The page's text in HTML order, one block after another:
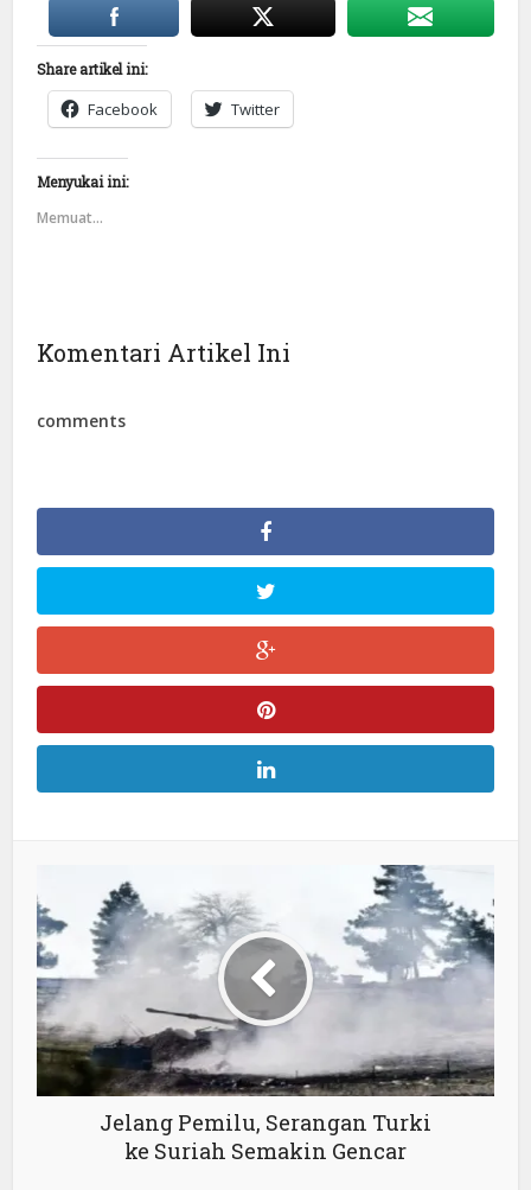
Share artikel ini:
Facebook Twitter
Menyukai ini:
Memuat...
Komentari Artikel Ini
comments
Jelang Pemilu, Serangan Turki
ke Suriah Semakin Gencar